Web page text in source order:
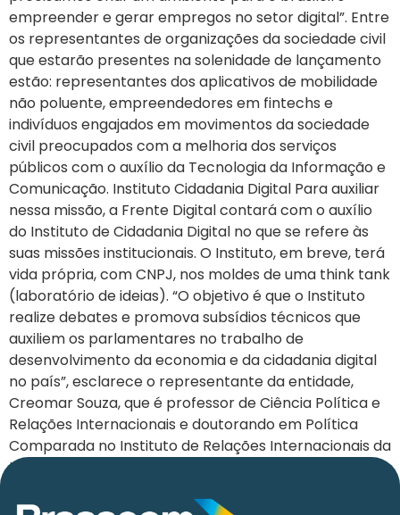
empreender e gerar empregos no setor digital”. Entre
os representantes de organizações da sociedade civil
que estarão presentes na solenidade de lançamento
estão: representantes dos aplicativos de mobilidade
não poluente, empreendedores em fintechs e
indivíduos engajados em movimentos da sociedade
civil preocupados com a melhoria dos serviços
públicos com o auxílio da Tecnologia da Informação e
Comunicação. Instituto Cidadania Digital Para auxiliar
nessa missão, a Frente Digital contará com o auxílio
do Instituto de Cidadania Digital no que se refere às
suas missões institucionais. O Instituto, em breve, terá
vida própria, com CNPJ, nos moldes de uma think tank
(laboratório de ideias). “O objetivo é que o Instituto
realize debates e promova subsídios técnicos que
auxiliem os parlamentares no trabalho de
desenvolvimento da economia e da cidadania digital
no país”, esclarece o representante da entidade,
Creomar Souza, que é professor de Ciência Política e
Relações Internacionais e doutorando em Política
Comparada no Instituto de Relações Internacionais da
Universidade de Brasília.